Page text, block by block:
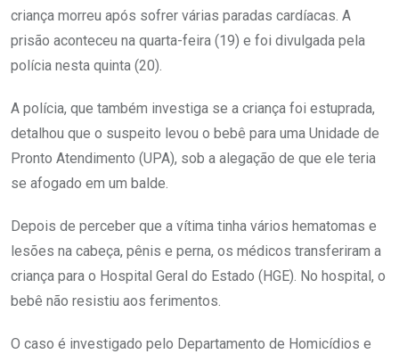
criança morreu após sofrer várias paradas cardíacas. A
prisão aconteceu na quarta-feira (19) e foi divulgada pela
polícia nesta quinta (20).
A polícia, que também investiga se a criança foi estuprada,
detalhou que o suspeito levou o bebê para uma Unidade de
Pronto Atendimento (UPA), sob a alegação de que ele teria
se afogado em um balde.
Depois de perceber que a vítima tinha vários hematomas e
lesões na cabeça, pênis e perna, os médicos transferiram a
criança para o Hospital Geral do Estado (HGE). No hospital, o
bebê não resistiu aos ferimentos.
O caso é investigado pelo Departamento de Homicídios e